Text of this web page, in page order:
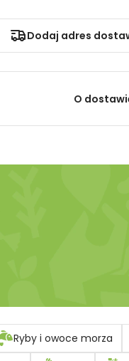
Dodaj adres
O
Ryby i owoce morza